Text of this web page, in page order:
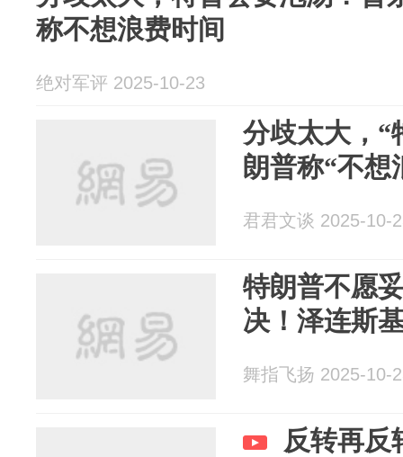
称不想浪费时间
绝对军评 2025-10-23
分歧太大，“
朗普称“不想
君君文谈 2025-10-
特朗普不愿
决！泽连斯
舞指飞扬 2025-10-
反转再反